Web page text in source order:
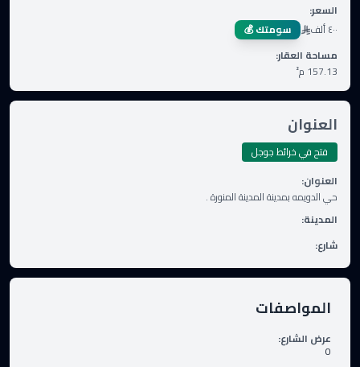
السعر:
٤٠٠ ألف
سومتك 💰
مساحة العقار:
157.13 م²
العنوان
فتح في خرائط جوجل
العنوان:
حي الدويمه بمدينة المدينة المنورة .
المدينة:
شارع:
المواصفات
عرض الشارع:
0